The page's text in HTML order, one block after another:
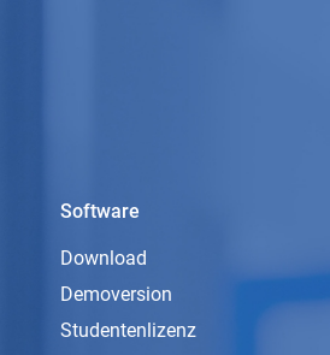
Software
Download
Demoversion
Studentenlizenz